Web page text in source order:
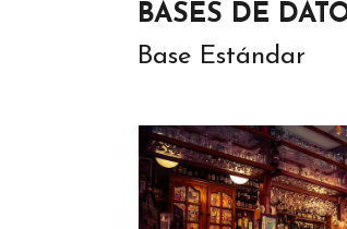
BASES DE
Base Estándar